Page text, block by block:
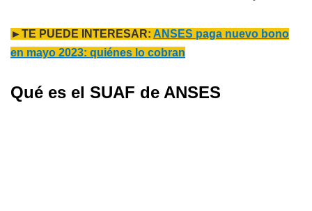
►TE PUEDE INTERESAR: ANSES paga nuevo bono
en mayo 2023: quiénes lo cobran
Qué es el SUAF de ANSES